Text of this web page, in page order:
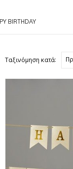
BIRTHDAY
Ταξινόμηση κατά: